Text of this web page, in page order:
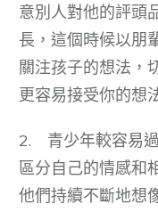
意別人對他的評頭
長，這個時候以朋
關注孩子的想法，
更容易接受你的想
2. 青少年較容易過
區分自己的情感和
他們持續不斷地想